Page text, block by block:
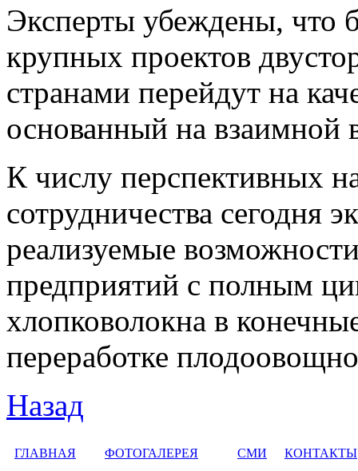
Эксперты убеждены, что
крупных проектов
странами перейдут на
основанный на взаимной
К числу перспективных
сотрудничества сегодня
реализуемые
предприятий с полным
хлопковолокна в
переработке
Назад
ГЛАВНАЯ ФОТОГАЛЕРЕЯ СМИ КОНТАКТЫ